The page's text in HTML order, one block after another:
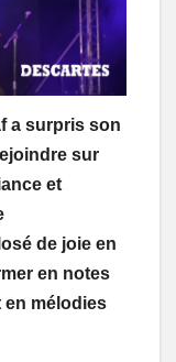
a surpris son
sur
et
de joie en
en notes
en mélodies